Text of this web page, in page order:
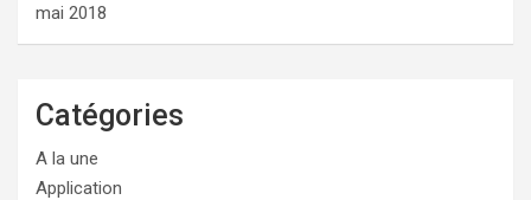
mai 2018
Catégories
A la une
Application